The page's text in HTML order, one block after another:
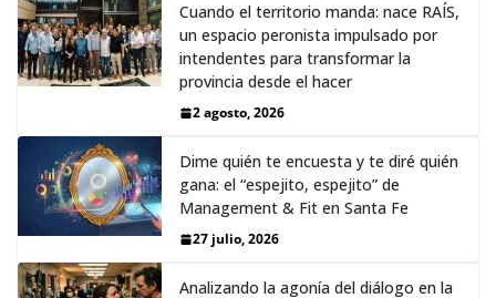
Cuando el territorio manda: nace RAÍS,
un espacio peronista impulsado por
intendentes para transformar la
provincia desde el hacer
2 agosto, 2026
Dime quién te encuesta y te diré quién
gana: el “espejito, espejito” de
Management & Fit en Santa Fe
27 julio, 2026
Analizando la agonía del diálogo en la